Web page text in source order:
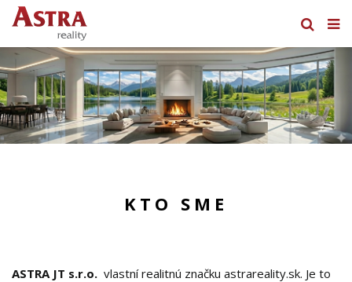
KTO SME
ASTRA JT s.r.o. vlastní realitnú značku astrareality.sk. Je to